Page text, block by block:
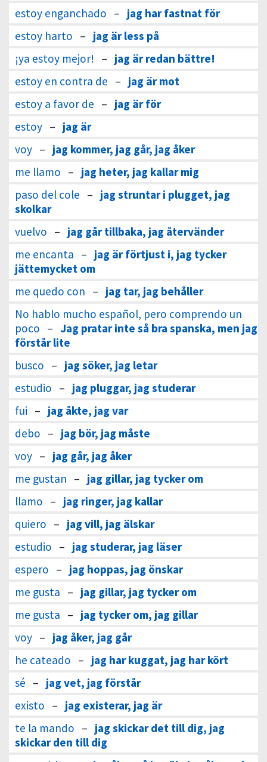
estoy enganchado – jag har fastnat för
estoy harto – jag är less på
¡ya estoy mejor! – jag är redan bättre!
estoy en contra de – jag är mot
estoy a favor de – jag är för
estoy – jag är
voy – jag kommer, jag går, jag åker
me llamo – jag heter, jag kallar mig
paso del cole – jag struntar i plugget, jag
skolkar
vuelvo – jag går tillbaka, jag återvänder
me encanta – jag är förtjust i, jag tycker
jättemycket om
me quedo con – jag tar, jag behåller
No hablo mucho español, pero comprendo un
poco – Jag pratar inte så bra spanska, men jag
förstår lite
busco – jag söker, jag letar
estudio – jag pluggar, jag studerar
fui – jag åkte, jag var
debo – jag bör, jag måste
voy – jag går, jag åker
me gustan – jag gillar, jag tycker om
llamo – jag ringer, jag kallar
quiero – jag vill, jag älskar
estudio – jag studerar, jag läser
espero – jag hoppas, jag önskar
me gusta – jag gillar, jag tycker om
me gusta – jag tycker om, jag gillar
voy – jag åker, jag går
he cateado – jag har kuggat, jag har kört
sé – jag vet, jag förstår
existo – jag existerar, jag är
te la mando – jag skickar det till dig, jag
skickar den till dig